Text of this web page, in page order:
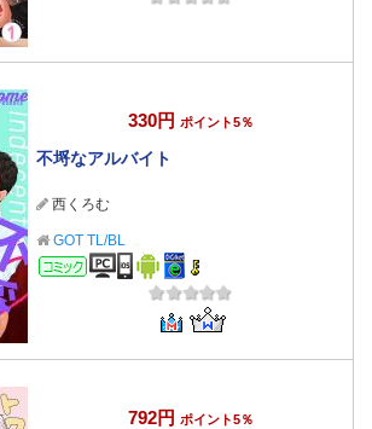
330円 ポイント5％
不埒なアルバイト
西くろむ
GOT TL/BL
コミック
792円 ポイント5％